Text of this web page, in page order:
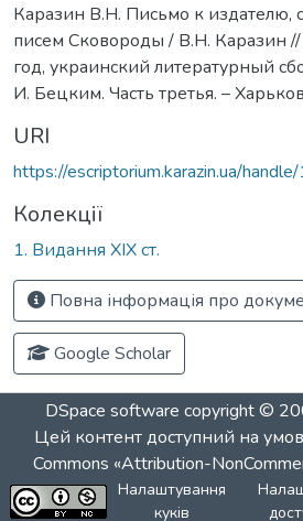
Каразин В.Н. Письмо к издателю,
писем Сковороды / В.Н. Каразин
год, украинский литературный
И. Бецким. Часть третья. –
URI
https://escriptorium.karazin.ua/
Колекції
1. Видання ХІХ ст.
Повна інформація про
Google Scholar
DSpace software copyright ©
Цей контент доступний на
Commons «Attribution-
Налаштування
куків